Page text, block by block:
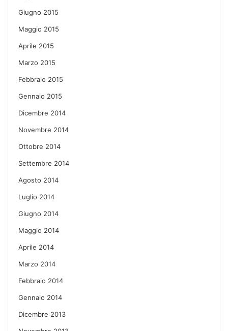
Giugno 2015
Maggio 2015
Aprile 2015
Marzo 2015
Febbraio 2015
Gennaio 2015
Dicembre 2014
Novembre 2014
Ottobre 2014
Settembre 2014
Agosto 2014
Luglio 2014
Giugno 2014
Maggio 2014
Aprile 2014
Marzo 2014
Febbraio 2014
Gennaio 2014
Dicembre 2013